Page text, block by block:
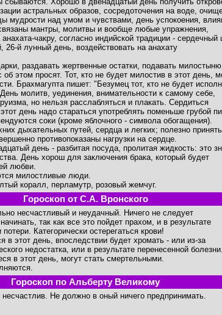
астральных образов, сосредоточения на воде,
мудрости над умом и чувствами, день успокоения,
мантры, молитвы и вообще любые упражнения,
чакру, согласно индийской традиции - сердечный
26-й лунный день, воздействовать на анахату
раздавать жертвенные остатки, подавать
об этом просят. Тот, кто не будет милостив в этот день,
Брахмагупта пишет: "Безумец тот, кто не будет
молитв, уединения, внимательности к самому себе,
но нельзя расслабляться и плакать. Сердиться
день надо стараться употреблять поменьше грубой
соки (кроме яблочного - символа обогащения).
дыхательных путей, сердца и легких; полезно принять
противопоказаны нагрузки на сердце.
день - разбитая посуда, пролитая жидкость: это
День хорош для заключения брака, который будет
любви.
милостливые люди.
коралл, перламутр, розовый жемчуг.
Гороскоп от С.А. Вронского
несчастливый и неудачный. Ничего не следует
так как все это пойдет прахом, и в результате
Категорически остерегаться крови!
в этот день, впоследствии будет хромать - или из-за
недостатка, или в результате перенесенной болезни.
в этот день, могут стать смертельными.
Гороскоп по Альберту Великому
Не должно в оный ничего предпринимать.